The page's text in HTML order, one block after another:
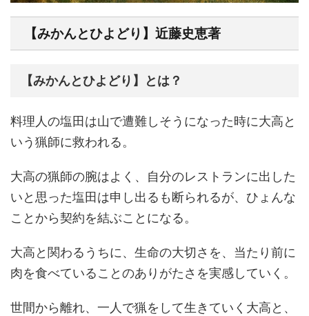
【みかんとひよどり】近藤史恵著
【みかんとひよどり】とは？
料理人の塩田は山で遭難しそうになった時に大高と
いう猟師に救われる。
大高の猟師の腕はよく、自分のレストランに出した
いと思った塩田は申し出るも断られるが、ひょんな
ことから契約を結ぶことになる。
大高と関わるうちに、生命の大切さを、当たり前に
肉を食べていることのありがたさを実感していく。
世間から離れ、一人で猟をして生きていく大高と、